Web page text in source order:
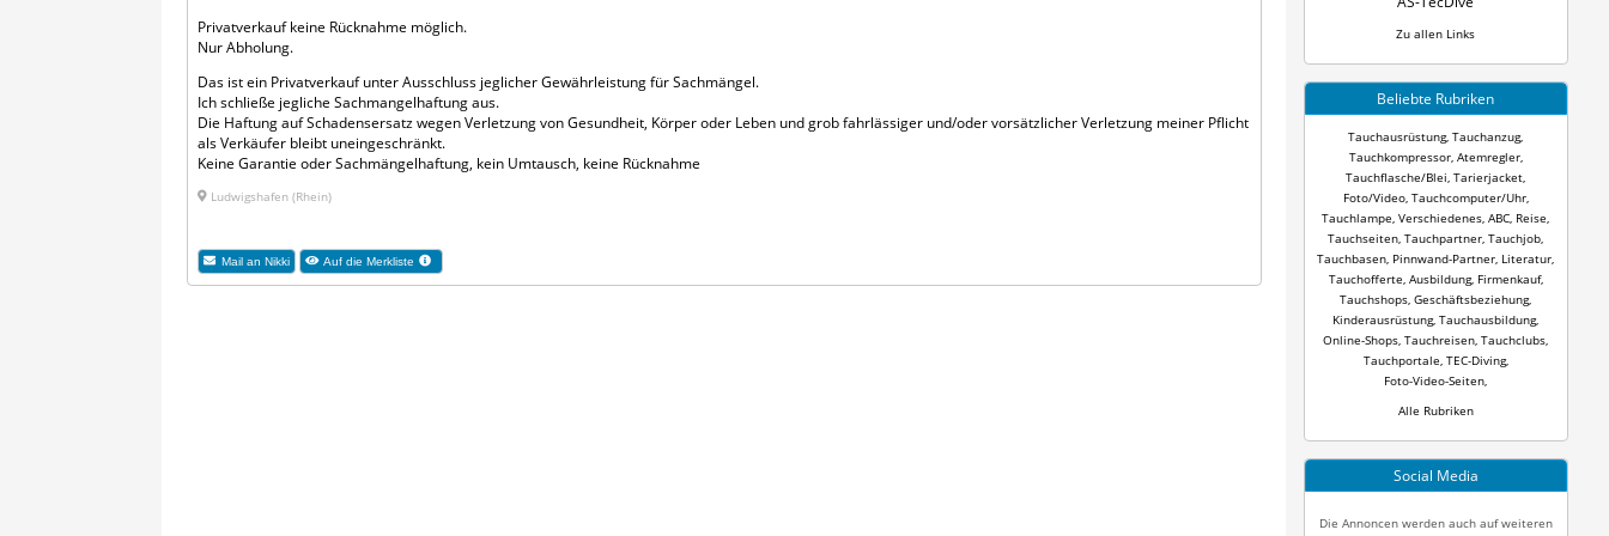
Privatverkauf keine Rücknahme möglich.
Nur Abholung.
Das ist ein Privatverkauf unter Ausschluss jeglicher Gewährleistung für Sachmängel.
Ich schließe jegliche Sachmangelhaftung aus.
Die Haftung auf Schadensersatz wegen Verletzung von Gesundheit, Körper oder Leben und grob fahrlässiger und/oder vorsätzlicher Verletzung meiner Pflicht
als Verkäufer bleibt uneingeschränkt.
Keine Garantie oder Sachmängelhaftung, kein Umtausch, keine Rücknahme
Ludwigshafen (Rhein)
Mail an Nikki Auf die Merkliste
Zu allen Links
Beliebte Rubriken
Tauchausrüstung, Tauchanzug,
Tauchkompressor, Atemregler,
Tauchflasche/Blei Tarierjacket
Foto/Video, Tauchcomputer/Uhr,
Tauchlampe Verschiedenes ABC Reise
Tauchseiten Tauchpartner Tauchjob
Tauchbasen Pinnwand-Partner Literatur
Tauchofferte Ausbildung, Firmenkauf,
Tauchshops Geschäftsbeziehung,
Kinderausrüstung, Tauchausbildung,
Online-Shops Tauchreisen Tauchclubs
Tauchportale TEC-Diving,
Foto-Video-Seiten
Alle Rubriken
Social Media
Die Annoncen werden auch auf weiteren